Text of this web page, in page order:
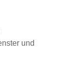
und